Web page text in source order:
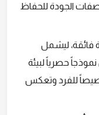
الجودة للحفاظ
فائقة، ليشمل
حصرياً لبيئة
للفرد وتعكس